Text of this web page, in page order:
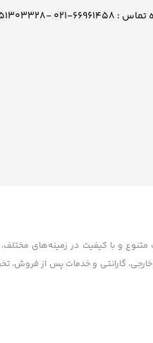
۰۲۱ -۰۹۳۵۱۳۰۳۳۲۸
متنوع و با کیفیت در زمینه‌های
معروف داخلی و خارجی، گارانتی و خدمات
بازار خرید و فروش الکترونیکی و